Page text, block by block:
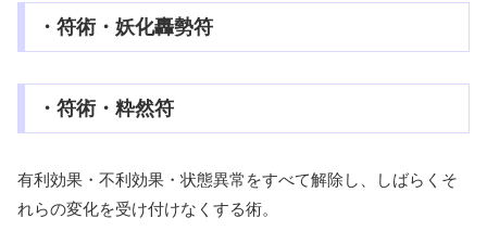
・符術・妖化轟勢符
・符術・粋然符
有利効果・不利効果・状態異常をすべて解除し、しばらくそ
れらの変化を受け付けなくする術。